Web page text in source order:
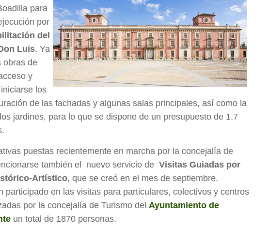
para
por
del
Luis. Ya
obras de
y
los
de las fachadas y algunas salas principales, así como la
jardines, para lo que se dispone de un presupuesto de 1,7
puestas recientemente en marcha por la concejalía de
también el nuevo servicio de Visitas Guiadas por
Artístico, que se creó en el mes de septiembre.
participado en las visitas para particulares, colectivos y centros
por la concejalía de Turismo del Ayuntamiento de
un total de 1870 personas.